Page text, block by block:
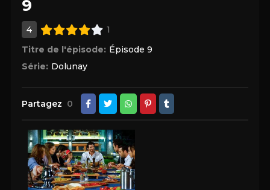
9
4
1
Titre de l'épisode: Épisode 9
Série: Dolunay
Partagez 0